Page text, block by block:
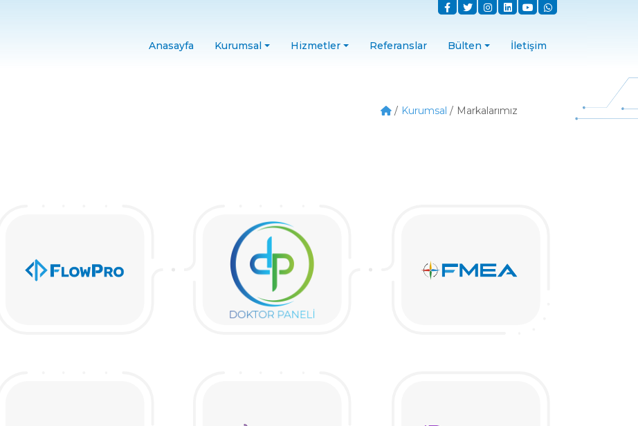
Anasayfa Kurumsal Hizmetler Referanslar Bülten İletişim
Kurumsal Markalarımız